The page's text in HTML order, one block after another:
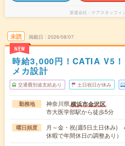
派遣会社 ケアスタッフィ
未読
NEW
掲載日 2026/08/07
時給3,000円！CATIA V5
メカ設計
交通費別途支給あり 土日祝日が休み
勤務地 神奈川県横浜市金沢区
市大医学部駅から徒歩5分
曜日頻度
月～金・祝(週5日土日休み)
休暇で年間休日の調整あり）